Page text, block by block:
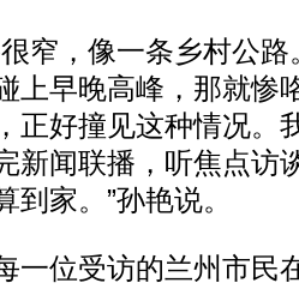
，像一条乡村公路
上早晚高峰，那就惨
正好撞见这种情况。
新闻联播，听焦点访
家。”孙艳说。
位受访的兰州市民